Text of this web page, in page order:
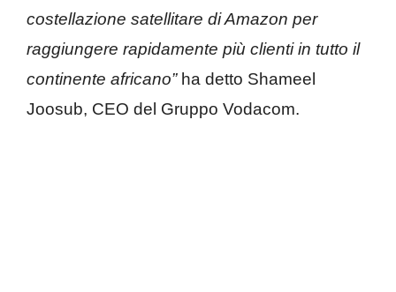
costellazione satellitare di Amazon per
raggiungere rapidamente più clienti in tutto il
continente africano”ha detto Shameel
Joosub, CEO del Gruppo Vodacom.